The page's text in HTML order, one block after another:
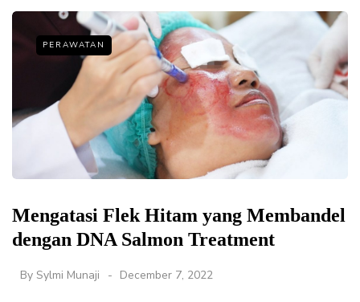
PERAWATAN
Mengatasi Flek Hitam yang Membandel
dengan DNA Salmon Treatment
By Sylmi Munaji December 7, 2022